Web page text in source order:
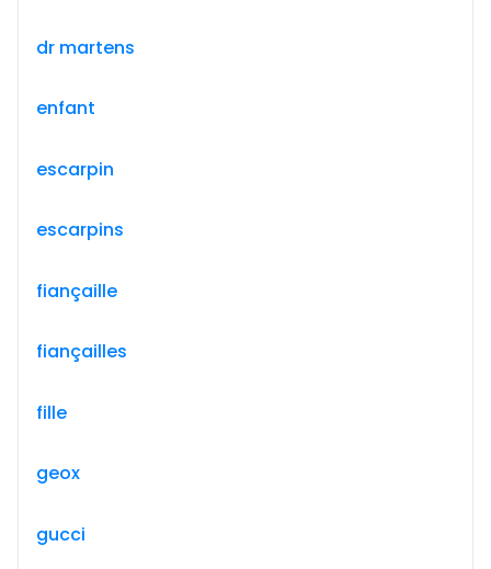
dr martens
enfant
escarpin
escarpins
fiançaille
fiançailles
fille
geox
gucci